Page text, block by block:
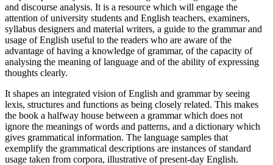
and discourse analysis. It is a resource which will engage the
attention of university students and English teachers, examiners,
syllabus designers and material writers, a guide to the grammar and
usage of English useful to the readers who are aware of the
advantage of having a knowledge of grammar, of the capacity of
analysing the meaning of language and of the ability of expressing
thoughts clearly.
It shapes an integrated vision of English and grammar by seeing
lexis, structures and functions as being closely related. This makes
the book a halfway house between a grammar which does not
ignore the meanings of words and patterns, and a dictionary which
gives grammatical information. The language samples that
exemplify the grammatical descriptions are instances of standard
usage taken from corpora, illustrative of present-day English.